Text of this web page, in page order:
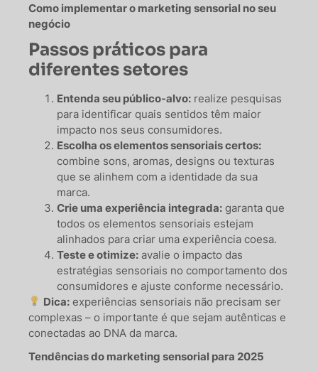
Como implementar o marketing sensorial no seu
negócio
Passos práticos para
diferentes setores
Entenda seu público-alvo: realize pesquisas
para identificar quais sentidos têm maior
impacto nos seus consumidores.
Escolha os elementos sensoriais certos:
combine sons, aromas, designs ou texturas
que se alinhem com a identidade da sua
marca.
Crie uma experiência integrada: garanta que
todos os elementos sensoriais estejam
alinhados para criar uma experiência coesa.
Teste e otimize: avalie o impacto das
estratégias sensoriais no comportamento dos
consumidores e ajuste conforme necessário.
Dica: experiências sensoriais não precisam ser
complexas – o importante é que sejam autênticas e
conectadas ao DNA da marca.
Tendências do marketing sensorial para 2025